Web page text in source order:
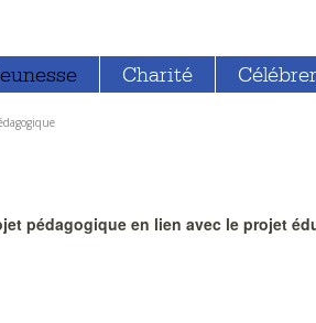
Charité Célébrer
pédagogique en lien avec le projet